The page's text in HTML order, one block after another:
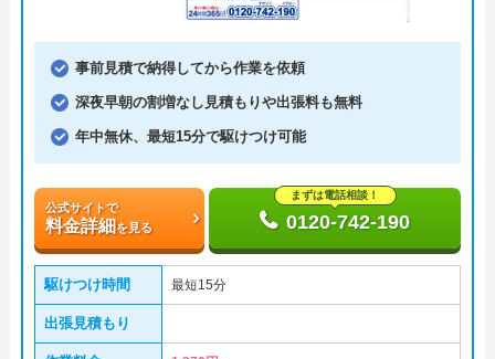
事前見積で納得してから作業を依頼
深夜早朝の割増なし見積もりや出張料も無料
年中無休、最短15分で駆けつけ可能
公式サイトで
料金詳細を見る
まずは電話相談！
0120-742-190
駆けつけ時間 最短15分
出張見積もり